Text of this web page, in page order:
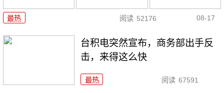
最热 阅读 52176 08-17
台积电突然宣布，商务部出手反
击，来得这么快
最热 阅读 67591